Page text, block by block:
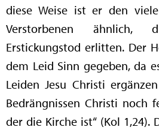
diese Weise ist er den
Verstorbenen ähnlich,
Erstickungstod erlitten. Der
dem Leid Sinn gegeben, da
Leiden Jesu Christi
Bedrängnissen Christi noch
der die Kirche ist“ (Kol 1,24).